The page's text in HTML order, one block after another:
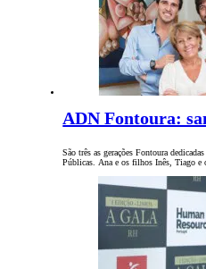
ADN Fontoura:
São três as gerações Fontoura
Públicas. Ana e os filhos Inês, Tiago e